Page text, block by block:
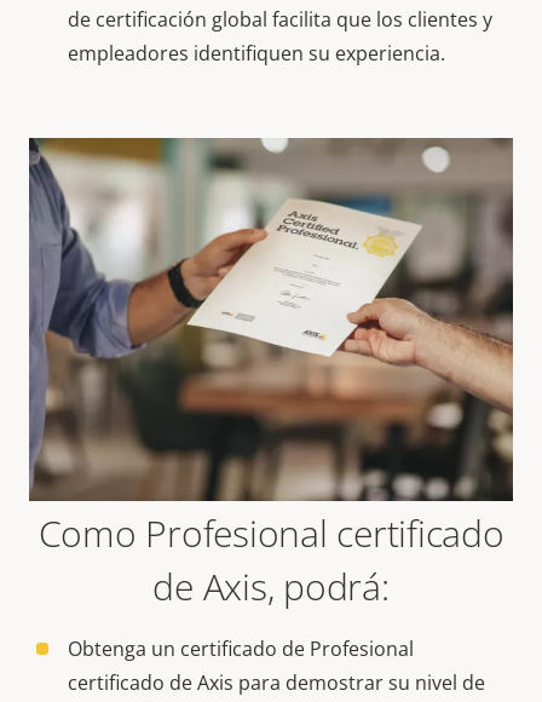
de certificación global facilita que los clientes y
empleadores identifiquen su experiencia.
Como Profesional certificado
de Axis, podrá:
Obtenga un certificado de Profesional
certificado de Axis para demostrar su nivel de